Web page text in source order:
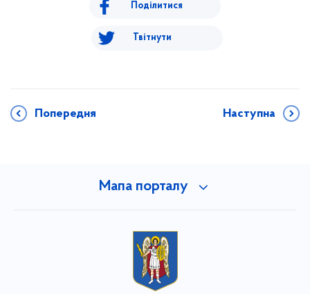
Поділитися
Твітнути
Попередня Наступна
Мапа порталу